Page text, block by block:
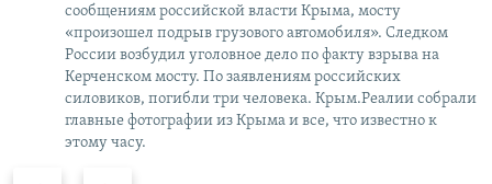
сообщениям российской власти Крыма, мосту
«произошел подрыв грузового автомобиля». Следком
России возбудил уголовное дело по факту взрыва на
Керченском мосту. По заявлениям российских
силовиков, погибли три человека. Крым.Реалии собрали
главные фотографии из Крыма и все, что известно к
этому часу.